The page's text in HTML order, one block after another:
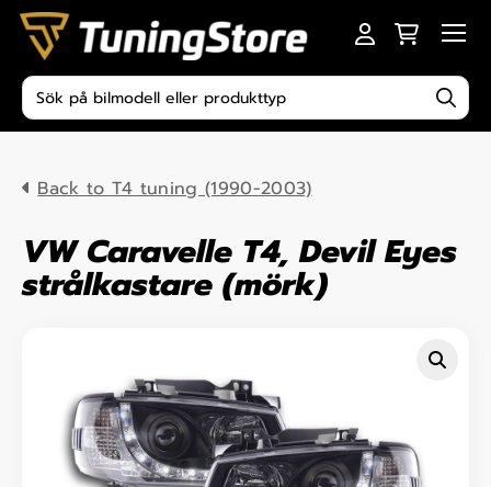
Skip to content
Produktsökning
Back to T4 tuning (1990-2003)
VW Caravelle T4, Devil Eyes
strålkastare (mörk)